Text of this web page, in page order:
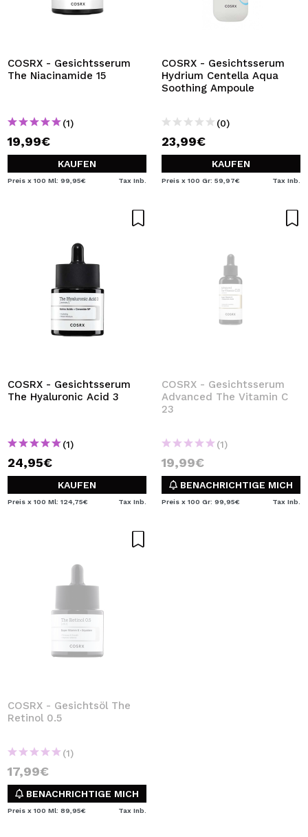
COSRX - Gesichtsserum
The Niacinamide 15
(1)
19,99€
KAUFEN
Preis x 100 Ml: 99,95€ Tax Inb.
COSRX - Gesichtsserum
Hydrium Centella Aqua
Soothing Ampoule
(0)
23,99€
KAUFEN
Preis x 100 Gr: 59,97€ Tax Inb.
COSRX - Gesichtsserum
The Hyaluronic Acid 3
(1)
24,95€
KAUFEN
Preis x 100 Ml: 124,75€ Tax Inb.
COSRX - Gesichtsserum
Advanced The Vitamin C
23
(1)
19,99€
BENACHRICHTIGE MICH
Preis x 100 Gr: 99,95€ Tax Inb.
COSRX - Gesichtsöl The
Retinol 0.5
(1)
17,99€
BENACHRICHTIGE MICH
Preis x 100 Ml: 89,95€ Tax Inb.